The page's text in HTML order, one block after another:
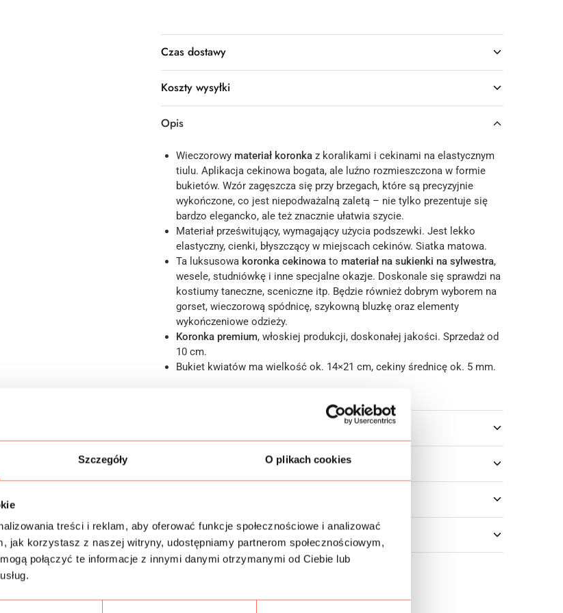
Szczegóły O plikach cookies
treści i reklam, aby oferować funkcje społecznościowe i analizować
jak korzystasz z naszej witryny, udostępniamy partnerom społecznościowym,
połączyć te informacje z innymi danymi otrzymanymi od Ciebie lub
Czas dostawy
Koszty wysyłki
Opis
Wieczorowy materiał koronka z koralikami i cekinami na elastycznym
tiulu. Aplikacja cekinowa bogata, ale luźno rozmieszczona w formie
bukietów. Wzór zagęszcza się przy brzegach, które są precyzyjnie
wykończone, co jest niepodważalną zaletą – nie tylko prezentuje się
bardzo elegancko, ale też znacznie ułatwia szycie.
Materiał prześwitujący, wymagający użycia podszewki. Jest lekko
elastyczny, cienki, błyszczący w miejscach cekinów. Siatka matowa.
Ta luksusowa koronka cekinowa to materiał na sukienki na sylwestra,
wesele, studniówkę i inne specjalne okazje. Doskonale się sprawdzi na
kostiumy taneczne, sceniczne itp. Będzie również dobrym wyborem na
gorset, wieczorową spódnicę, szykowną bluzkę oraz elementy
wykończeniowe odzieży.
Koronka premium, włoskiej produkcji, doskonałej jakości. Sprzedaż od
10 cm.
Bukiet kwiatów ma wielkość ok. 14×21 cm, cekiny średnicę ok. 5 mm.
Bezpieczeństwo